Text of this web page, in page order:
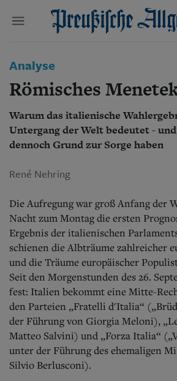
Start
Wer wir sind
Aktuelle Ausgabe
Abonnenten-
Abonnent werden
Abo Prämien
Archiv
Mediadaten
Wirtschaft
Gesellschaft
Leben
Geschichte
Schlesien
Danzig und
Bücher
Suchen und finden
Analyse
Römisches
Warum das italienische
Untergang der Welt bedeutet -
dennoch Grund zur Sorge haben
René Nehring
Die Aufregung war groß Anfang der
Nacht zum Montag die ersten
Ergebnis der italienischen
schienen die Albträume zahlreicher
und die Träume europäischer
Seit den Morgenstunden des 26.
fest: Italien bekommt eine Mitte-
den Parteien „Fratelli d'Italia“
der Führung von Giorgia Meloni),
Matteo Salvini) und „Forza Italia“
unter der Führung des ehemaligen
Silvio Berlusconi).